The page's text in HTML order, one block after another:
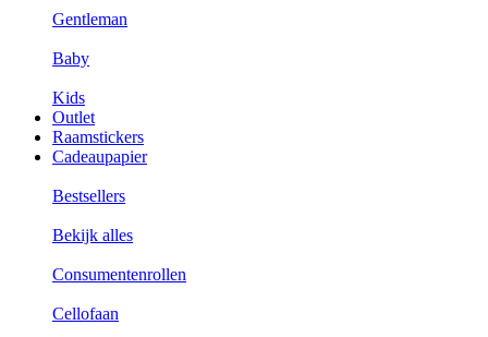
Gentleman
Baby
Kids
Outlet
Raamstickers
Cadeaupapier
Bestsellers
Bekijk alles
Consumentenrollen
Cellofaan